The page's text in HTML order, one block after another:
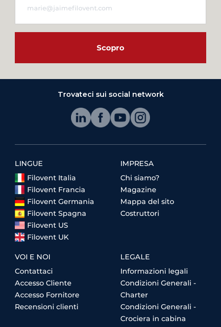
Scopro
Trovateci sui social network
LINGUE
Filovent Italia
Filovent Francia
Filovent Germania
Filovent Spagna
Filovent US
Filovent UK
IMPRESA
Chi siamo?
Magazine
Mappa del sito
Costruttori
VOI E NOI
Contattaci
Accesso Cliente
Accesso Fornitore
Recensioni clienti
LEGALE
Informazioni legali
Condizioni Generali -
Charter
Condizioni Generali -
Crociera in cabina